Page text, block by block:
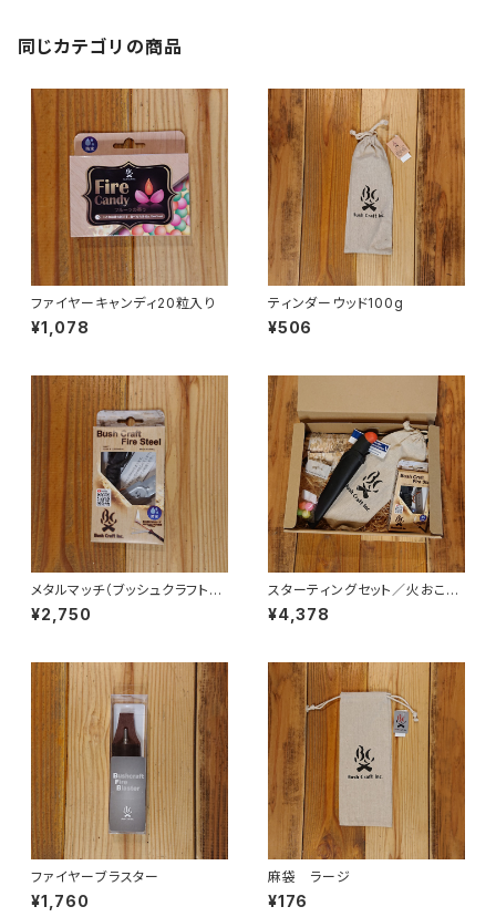
同じカテゴリの商品
ファイヤーキャンディ20粒入り
¥1,078
ティンダーウッド100g
¥506
メタルマッチ（ブッシュクラフト・
ファイヤースチール）
¥2,750
スターティングセット／火おこし
セット・ルーキーナイフあり
¥4,378
ファイヤーブラスター
¥1,760
麻袋 ラージ
¥176